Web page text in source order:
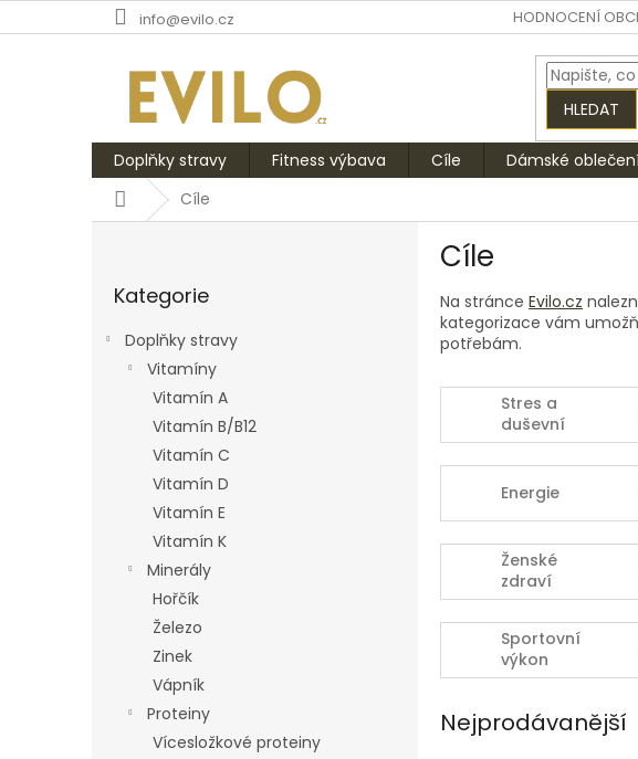
na
info@evilo.cz HODNOCENÍ
HLEDAT
Doplňky stravy Fitness výbava Cíle Dámské
DomůCíle
kategorie
Kategorie
Doplňky stravy
Vitamíny
Vitamín A
Vitamín B/B12
Vitamín C
Vitamín D
Vitamín E
Vitamín K
Minerály
Hořčík
Železo
Zinek
Vápník
Proteiny
Vícesložkové proteiny
Cíle
Na stránce Evilo.cz
kategorizace vám
potřebám.​
Stres a
duševní
rovnováha
Energie
Ženské
zdraví
Sportovní
výkon
Nejprodávanější